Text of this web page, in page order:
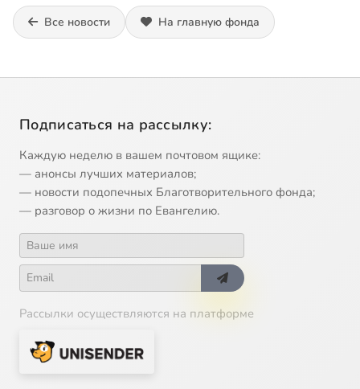
Все новости На главную фонда
Подписаться на рассылку:
Каждую неделю в вашем почтовом ящике:
— анонсы лучших материалов;
— новости подопечных Благотворительного фонда;
— разговор о жизни по Евангелию.
Рассылки осуществляются на платформе